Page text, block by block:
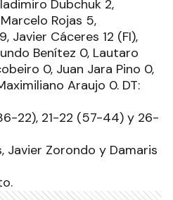
Dubchuk 2,
Rojas 5,
Javier Cáceres 12 (FI),
Benítez 0, Lautaro
0, Juan Jara Pino 0,
Araujo 0. DT:
22), 21-22 (57-44) y 26-
Javier Zorondo y Damaris